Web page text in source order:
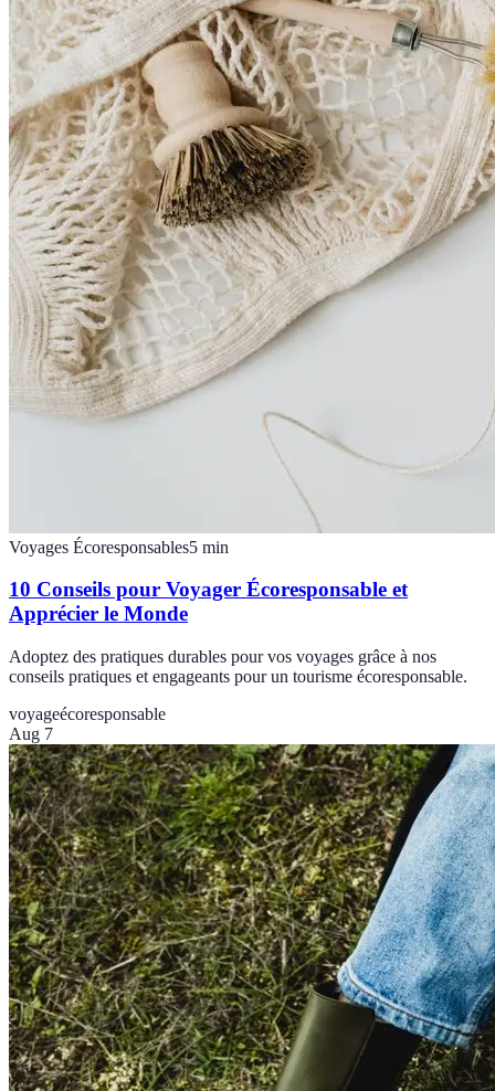
Voyages Écoresponsables5 min
10 Conseils pour Voyager Écoresponsable et
Apprécier le Monde
Adoptez des pratiques durables pour vos voyages grâce à nos
conseils pratiques et engageants pour un tourisme écoresponsable.
voyageécoresponsable
Aug 7